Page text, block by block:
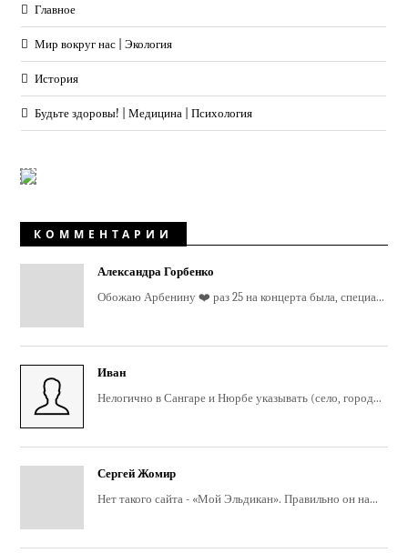
Главное
Мир вокруг нас | Экология
История
Будьте здоровы! | Медицина | Психология
КОММЕНТАРИИ
Александра Горбенко
Обожаю Арбенину ❤️ раз 25 на концерта была, специа...
Иван
Нелогично в Сангаре и Нюрбе указывать (село, город...
Сергей Жомир
Нет такого сайта - «Мой Эльдикан». Правильно он на...